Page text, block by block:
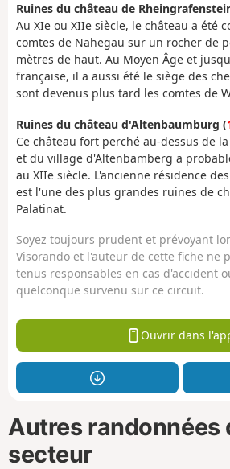
Ruines du château de
Au XIe ou XIIe siècle, le château a été
comtes de Nahegau sur un rocher de
mètres de haut. Au Moyen Âge et
française, il a aussi été le siège des
sont devenus plus tard les comtes de
Ruines du château d'Altenbaumburg (
Ce château fort perché au-dessus de
et du village d'Altenbamberg a
au XIIe siècle. L'ancienne résidence
est l'une des plus grandes ruines de
Palatinat.
Soyez toujours prudent et prévoyant
Visorando et l'auteur de cette fiche ne
tenus responsables en cas d'accident
quelconque survenu sur ce circuit.
Ouvrir dans
Autres randonnées
secteur